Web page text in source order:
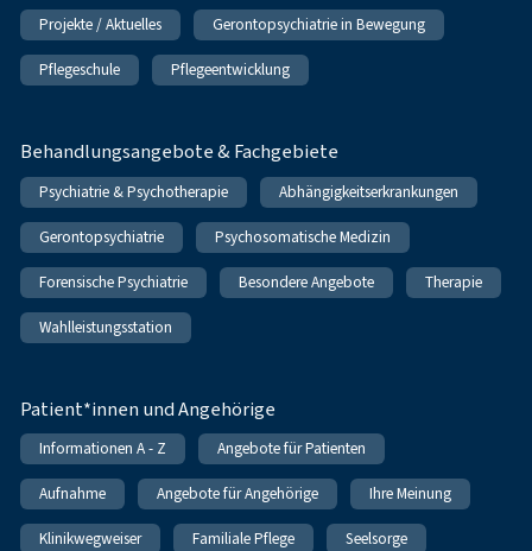
Projekte / Aktuelles Gerontopsychiatrie in Bewegung
Pflegeschule Pflegeentwicklung
Behandlungsangebote & Fachgebiete
Psychiatrie & Psychotherapie Abhängigkeitserkrankungen
Gerontopsychiatrie Psychosomatische Medizin
Forensische Psychiatrie Besondere Angebote Therapie
Wahlleistungsstation
Patient*innen und Angehörige
Informationen A - Z Angebote für Patienten
Aufnahme Angebote für Angehörige Ihre Meinung
Klinikwegweiser Familiale Pflege Seelsorge